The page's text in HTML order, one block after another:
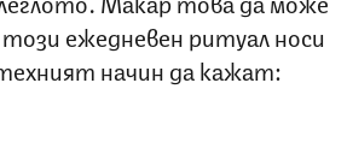
ежедневен ритуал носи
начин да кажат: